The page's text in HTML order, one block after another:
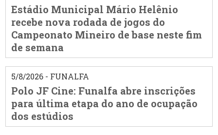
Estádio Municipal Mário Helênio
recebe nova rodada de jogos do
Campeonato Mineiro de base neste fim
de semana
5/8/2026 - FUNALFA
Polo JF Cine: Funalfa abre inscrições
para última etapa do ano de ocupação
dos estúdios